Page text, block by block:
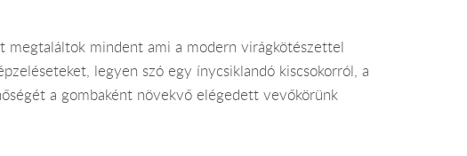
megtaláltok mindent ami a modern virágkötészettel
legyen szó egy ínycsiklandó kiscsokorról, a
a gombaként növekvő elégedett vevőkörünk